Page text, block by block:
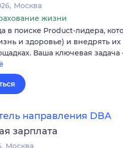
Москва
жизни
в поиске Product-лидера,
и здоровье) и внедрять
Ваша ключевая задача
направления DBA
зарплата
Москва